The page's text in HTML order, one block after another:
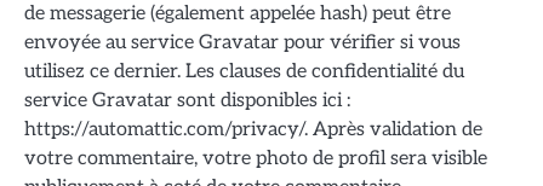
de messagerie (également appelée hash) peut être
envoyée au service Gravatar pour vérifier si vous
utilisez ce dernier. Les clauses de confidentialité du
service Gravatar sont disponibles ici :
https://automattic.com/privacy/. Après validation de
votre commentaire, votre photo de profil sera visible